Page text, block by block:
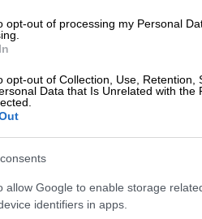
opt-out of processing my Personal
opt-out of Collection, Use, Retention,
Data that Is Unrelated with the
allow Google to enable storage
identifiers in apps.
Ο Διονύσης
Καλομοίρα ως
χορεύτρια, τα δύο
αποτύπωσαν την
αλλά και τη